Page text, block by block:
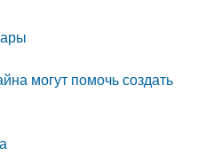
могут помочь создать